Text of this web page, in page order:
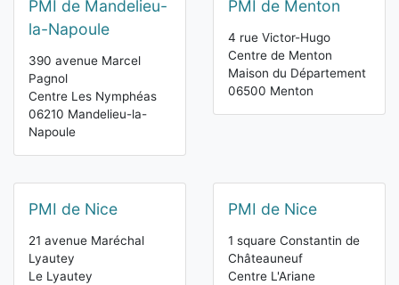
PMI de Mandelieu-
la-Napoule
390 avenue Marcel
Pagnol
Centre Les Nymphéas
06210 Mandelieu-la-
Napoule
PMI de Menton
4 rue Victor-Hugo
Centre de Menton
Maison du Département
06500 Menton
PMI de Nice
21 avenue Maréchal
Lyautey
Le Lyautey
PMI de Nice
1 square Constantin de
Châteauneuf
Centre L'Ariane